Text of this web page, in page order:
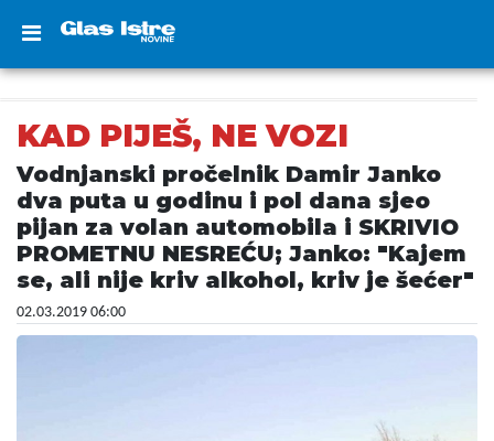
KAD PIJEŠ, NE VOZI
Vodnjanski pročelnik Damir Janko
dva puta u godinu i pol dana sjeo
pijan za volan automobila i SKRIVIO
PROMETNU NESREĆU; Janko: "Kajem
se, ali nije kriv alkohol, kriv je šećer"
02.03.2019 06:00